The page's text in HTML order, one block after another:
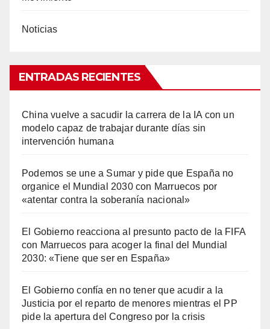
Noticias
ENTRADAS RECIENTES
China vuelve a sacudir la carrera de la IA con un
modelo capaz de trabajar durante días sin
intervención humana
Podemos se une a Sumar y pide que España no
organice el Mundial 2030 con Marruecos por
«atentar contra la soberanía nacional»
El Gobierno reacciona al presunto pacto de la FIFA
con Marruecos para acoger la final del Mundial
2030: «Tiene que ser en España»
El Gobierno confía en no tener que acudir a la
Justicia por el reparto de menores mientras el PP
pide la apertura del Congreso por la crisis